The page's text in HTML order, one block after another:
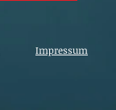
Impressum